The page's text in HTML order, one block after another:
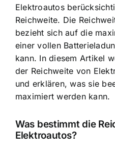
Elektroautos
Reichweite. Die
bezieht sich auf die
einer vollen
kann. In diesem Artikel
der Reichweite von
und erklären, was sie
maximiert werden kann.
Was bestimmt die
Elektroautos?